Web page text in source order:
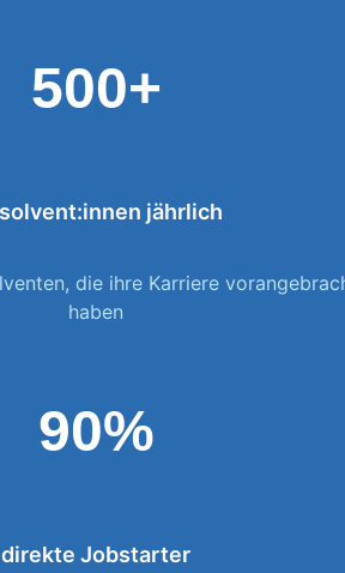
500+
jährlich
die ihre Karriere
haben
90%
direkte Jobstarter